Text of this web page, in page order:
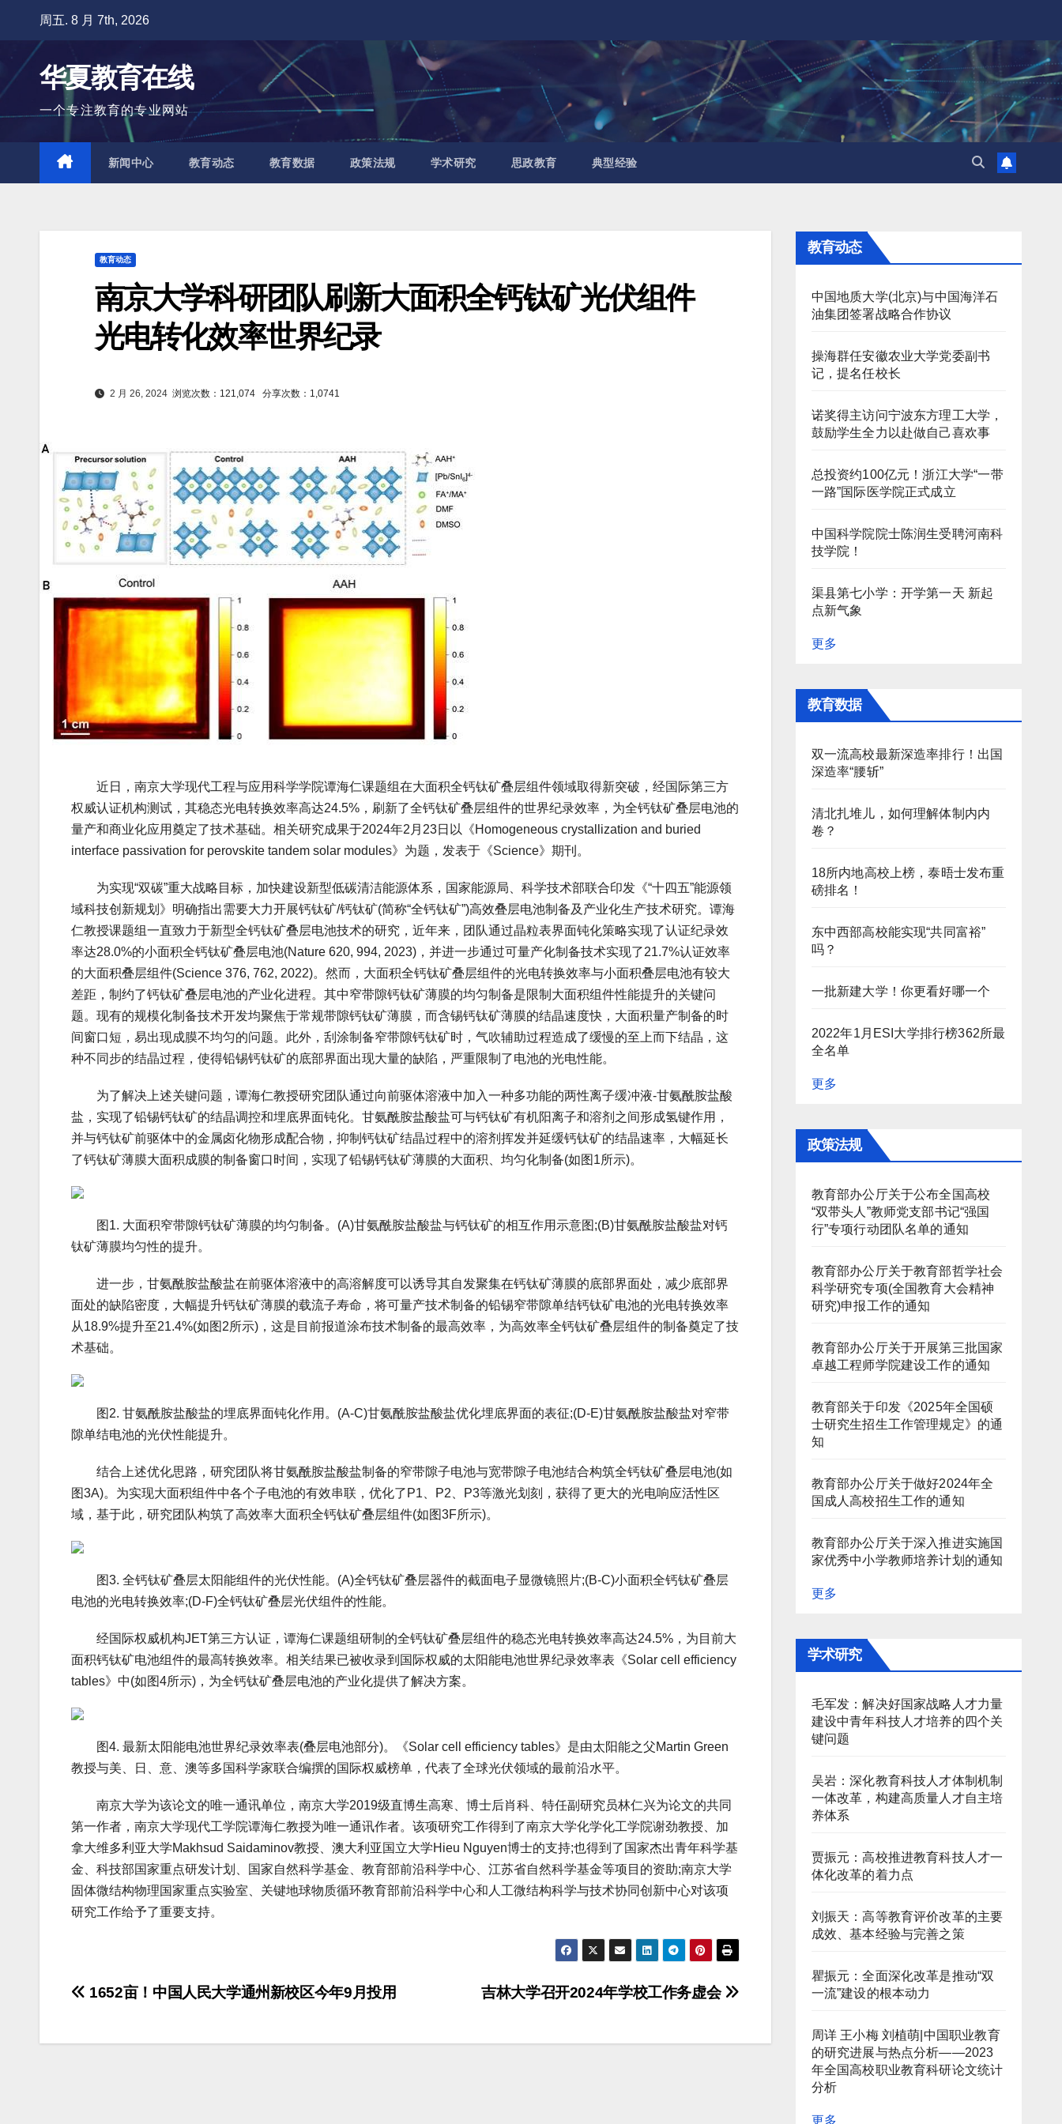
容
周五. 8 月 7th, 2026
华夏教育在线
一个专注教育的专业网站
新闻中心 教育动态 教育数据 政策法规 学术研究 思政教育 典型经验
教育动态
南京大学科研团队刷新大面积全钙钛矿光伏组件
光电转化效率世界纪录
2 月 26, 2024 浏览次数：121,074 分享次数：1,0741
近日，南京大学现代工程与应用科学学院谭海仁课题组在大面积全钙钛矿叠层组件领域取得新突破，经国际第三方
权威认证机构测试，其稳态光电转换效率高达24.5%，刷新了全钙钛矿叠层组件的世界纪录效率，为全钙钛矿叠层电池的
量产和商业化应用奠定了技术基础。相关研究成果于2024年2月23日以《Homogeneous crystallization and buried
interface passivation for perovskite tandem solar modules》为题，发表于《Science》期刊。
为实现“双碳”重大战略目标，加快建设新型低碳清洁能源体系，国家能源局、科学技术部联合印发《“十四五”能源领
域科技创新规划》明确指出需要大力开展钙钛矿/钙钛矿(简称“全钙钛矿”)高效叠层电池制备及产业化生产技术研究。谭海
仁教授课题组一直致力于新型全钙钛矿叠层电池技术的研究，近年来，团队通过晶粒表界面钝化策略实现了认证纪录效
率达28.0%的小面积全钙钛矿叠层电池(Nature 620, 994, 2023)，并进一步通过可量产化制备技术实现了21.7%认证效率
的大面积叠层组件(Science 376, 762, 2022)。然而，大面积全钙钛矿叠层组件的光电转换效率与小面积叠层电池有较大
差距，制约了钙钛矿叠层电池的产业化进程。其中窄带隙钙钛矿薄膜的均匀制备是限制大面积组件性能提升的关键问
题。现有的规模化制备技术开发均聚焦于常规带隙钙钛矿薄膜，而含锡钙钛矿薄膜的结晶速度快，大面积量产制备的时
间窗口短，易出现成膜不均匀的问题。此外，刮涂制备窄带隙钙钛矿时，气吹辅助过程造成了缓慢的至上而下结晶，这
种不同步的结晶过程，使得铅锡钙钛矿的底部界面出现大量的缺陷，严重限制了电池的光电性能。
为了解决上述关键问题，谭海仁教授研究团队通过向前驱体溶液中加入一种多功能的两性离子缓冲液-甘氨酰胺盐酸
盐，实现了铅锡钙钛矿的结晶调控和埋底界面钝化。甘氨酰胺盐酸盐可与钙钛矿有机阳离子和溶剂之间形成氢键作用，
并与钙钛矿前驱体中的金属卤化物形成配合物，抑制钙钛矿结晶过程中的溶剂挥发并延缓钙钛矿的结晶速率，大幅延长
了钙钛矿薄膜大面积成膜的制备窗口时间，实现了铅锡钙钛矿薄膜的大面积、均匀化制备(如图1所示)。
图1. 大面积窄带隙钙钛矿薄膜的均匀制备。(A)甘氨酰胺盐酸盐与钙钛矿的相互作用示意图;(B)甘氨酰胺盐酸盐对钙
钛矿薄膜均匀性的提升。
进一步，甘氨酰胺盐酸盐在前驱体溶液中的高溶解度可以诱导其自发聚集在钙钛矿薄膜的底部界面处，减少底部界
面处的缺陷密度，大幅提升钙钛矿薄膜的载流子寿命，将可量产技术制备的铅锡窄带隙单结钙钛矿电池的光电转换效率
从18.9%提升至21.4%(如图2所示)，这是目前报道涂布技术制备的最高效率，为高效率全钙钛矿叠层组件的制备奠定了技
术基础。
图2. 甘氨酰胺盐酸盐的埋底界面钝化作用。(A-C)甘氨酰胺盐酸盐优化埋底界面的表征;(D-E)甘氨酰胺盐酸盐对窄带
隙单结电池的光伏性能提升。
结合上述优化思路，研究团队将甘氨酰胺盐酸盐制备的窄带隙子电池与宽带隙子电池结合构筑全钙钛矿叠层电池(如
图3A)。为实现大面积组件中各个子电池的有效串联，优化了P1、P2、P3等激光划刻，获得了更大的光电响应活性区
域，基于此，研究团队构筑了高效率大面积全钙钛矿叠层组件(如图3F所示)。
图3. 全钙钛矿叠层太阳能组件的光伏性能。(A)全钙钛矿叠层器件的截面电子显微镜照片;(B-C)小面积全钙钛矿叠层
电池的光电转换效率;(D-F)全钙钛矿叠层光伏组件的性能。
经国际权威机构JET第三方认证，谭海仁课题组研制的全钙钛矿叠层组件的稳态光电转换效率高达24.5%，为目前大
面积钙钛矿电池组件的最高转换效率。相关结果已被收录到国际权威的太阳能电池世界纪录效率表《Solar cell efficiency
tables》中(如图4所示)，为全钙钛矿叠层电池的产业化提供了解决方案。
图4. 最新太阳能电池世界纪录效率表(叠层电池部分)。《Solar cell efficiency tables》是由太阳能之父Martin Green
教授与美、日、意、澳等多国科学家联合编撰的国际权威榜单，代表了全球光伏领域的最前沿水平。
南京大学为该论文的唯一通讯单位，南京大学2019级直博生高寒、博士后肖科、特任副研究员林仁兴为论文的共同
第一作者，南京大学现代工学院谭海仁教授为唯一通讯作者。该项研究工作得到了南京大学化学化工学院谢劲教授、加
拿大维多利亚大学Makhsud Saidaminov教授、澳大利亚国立大学Hieu Nguyen博士的支持;也得到了国家杰出青年科学基
金、科技部国家重点研发计划、国家自然科学基金、教育部前沿科学中心、江苏省自然科学基金等项目的资助;南京大学
固体微结构物理国家重点实验室、关键地球物质循环教育部前沿科学中心和人工微结构科学与技术协同创新中心对该项
研究工作给予了重要支持。
文
吉林大学召开2024年学校工作务虚会
1652亩！中国人民大学通州新校区今年9月投用
教育动态
中国地质大学(北京)与中国海洋石
油集团签署战略合作协议
操海群任安徽农业大学党委副书
记，提名任校长
诺奖得主访问宁波东方理工大学，
鼓励学生全力以赴做自己喜欢事
总投资约100亿元！浙江大学“一带
一路”国际医学院正式成立
中国科学院院士陈润生受聘河南科
技学院！
渠县第七小学：开学第一天 新起
点新气象
更多
教育数据
双一流高校最新深造率排行！出国
深造率“腰斩”
清北扎堆儿，如何理解体制内内
卷？
18所内地高校上榜，泰晤士发布重
磅排名！
东中西部高校能实现“共同富裕”
吗？
一批新建大学！你更看好哪一个
2022年1月ESI大学排行榜362所最
全名单
更多
政策法规
教育部办公厅关于公布全国高校
“双带头人”教师党支部书记“强国
行”专项行动团队名单的通知
教育部办公厅关于教育部哲学社会
科学研究专项(全国教育大会精神
研究)申报工作的通知
教育部办公厅关于开展第三批国家
卓越工程师学院建设工作的通知
教育部关于印发《2025年全国硕
士研究生招生工作管理规定》的通
知
教育部办公厅关于做好2024年全
国成人高校招生工作的通知
教育部办公厅关于深入推进实施国
家优秀中小学教师培养计划的通知
更多
学术研究
毛军发：解决好国家战略人才力量
建设中青年科技人才培养的四个关
键问题
吴岩：深化教育科技人才体制机制
一体改革，构建高质量人才自主培
养体系
贾振元：高校推进教育科技人才一
体化改革的着力点
刘振天：高等教育评价改革的主要
成效、基本经验与完善之策
瞿振元：全面深化改革是推动“双
一流”建设的根本动力
周详 王小梅 刘植萌|中国职业教育
的研究进展与热点分析——2023
年全国高校职业教育科研论文统计
分析
更多